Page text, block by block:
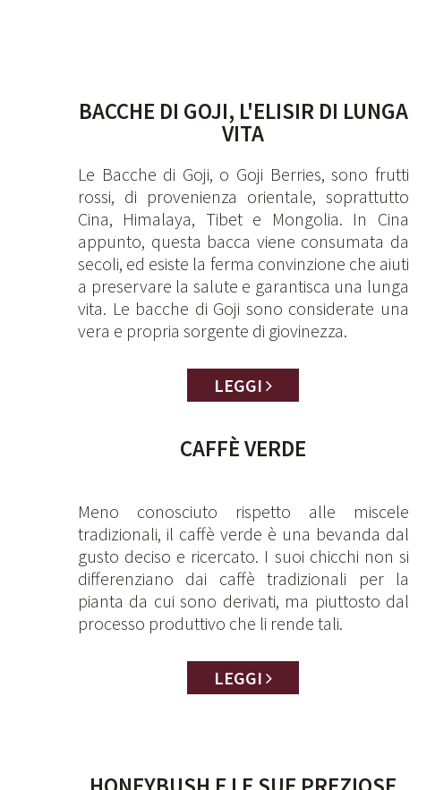
BACCHE DI GOJI, L'ELISIR DI LUNGA
VITA
Le Bacche di Goji, o Goji Berries, sono frutti
rossi, di provenienza orientale, soprattutto
Cina, Himalaya, Tibet e Mongolia. In Cina
appunto, questa bacca viene consumata da
secoli, ed esiste la ferma convinzione che aiuti
a preservare la salute e garantisca una lunga
vita. Le bacche di Goji sono considerate una
vera e propria sorgente di giovinezza.
LEGGI
CAFFÈ VERDE
Meno conosciuto rispetto alle miscele
tradizionali, il caffè verde è una bevanda dal
gusto deciso e ricercato. I suoi chicchi non si
differenziano dai caffè tradizionali per la
pianta da cui sono derivati, ma piuttosto dal
processo produttivo che li rende tali.
LEGGI